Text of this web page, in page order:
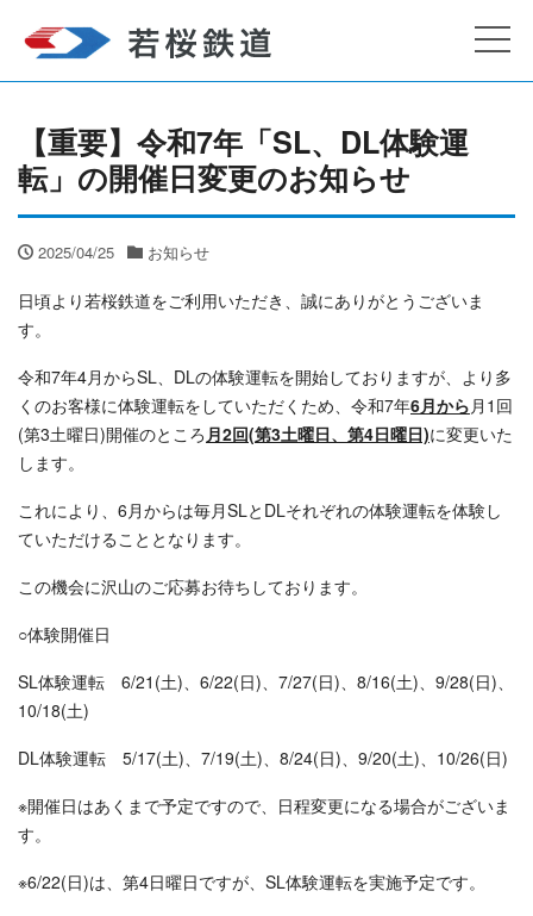
【重要】令和7年「SL、DL体験運
転」の開催日変更のお知らせ
2025/04/25 お知らせ
日頃より若桜鉄道をご利用いただき、誠にありがとうございま
す。
令和7年4月からSL、DLの体験運転を開始しておりますが、より多
くのお客様に体験運転をしていただくため、令和7年6月から月1回
(第3土曜日)開催のところ 月2回(第3土曜日、第4日曜日)に変更いた
します。
これにより、6月からは毎月SLとDLそれぞれの体験運転を体験し
ていただけることとなります。
この機会に沢山のご応募お待ちしております。
○体験開催日
SL体験運転 6/21(土)、6/22(日)、7/27(日)、8/16(土)、9/28(日)、
10/18(土)
DL体験運転 5/17(土)、7/19(土)、8/24(日)、9/20(土)、10/26(日)
※開催日はあくまで予定ですので、日程変更になる場合がございま
す。
※6/22(日)は、第4日曜日ですが、SL体験運転を実施予定です。